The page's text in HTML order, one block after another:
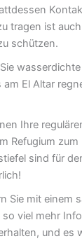
tragen ist
schützen.
am El Altar
Ihre
Refugium
sind für
Sie mit einem
viel mehr
und es